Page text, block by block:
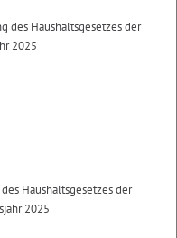
des Haushaltsgesetzes der
2025
Haushaltsgesetzes der
2025